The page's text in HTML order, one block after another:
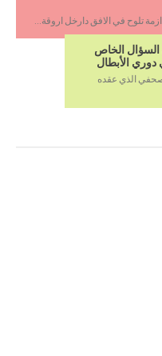
تلوح في الافق دارخل اروقة...
السؤال الخاص
دوري الأبطال
الذي عقده